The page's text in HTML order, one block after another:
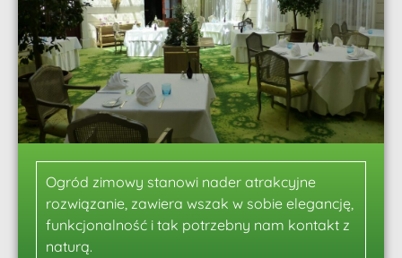
Ogród zimowy stanowi nader atrakcyjne
rozwiązanie, zawiera wszak w sobie elegancję,
funkcjonalność i tak potrzebny nam kontakt z
naturą.